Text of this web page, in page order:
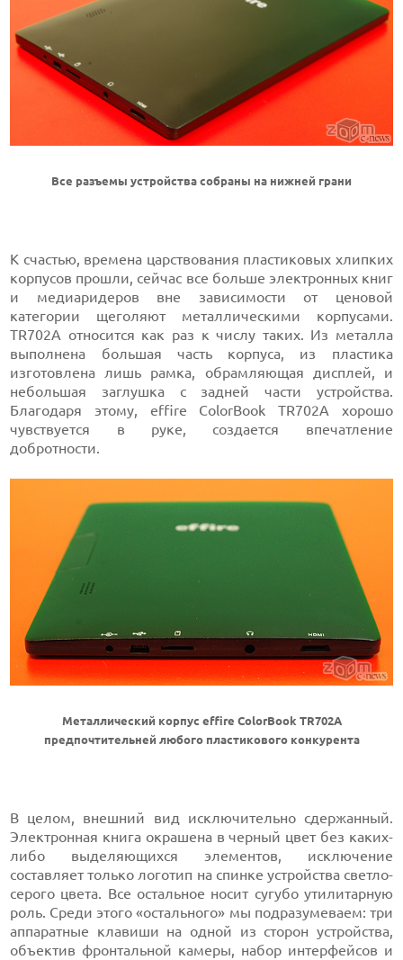
Все разъемы устройства собраны на нижней грани
К счастью, времена царствования пластиковых хлипких
корпусов прошли, сейчас все больше электронных книг
и медиаридеров вне зависимости от ценовой
категории щеголяют металлическими корпусами.
TR702A относится как раз к числу таких. Из металла
выполнена большая часть корпуса, из пластика
изготовлена лишь рамка, обрамляющая дисплей, и
небольшая заглушка с задней части устройства.
Благодаря этому, effire ColorBook TR702A хорошо
чувствуется в руке, создается впечатление
добротности.
Металлический корпус effire ColorBook TR702A
предпочтительней любого пластикового конкурента
В целом, внешний вид исключительно сдержанный.
Электронная книга окрашена в черный цвет без каких-
либо выделяющихся элементов, исключение
составляет только логотип на спинке устройства светло-
серого цвета. Все остальное носит сугубо утилитарную
роль. Среди этого «остального» мы подразумеваем: три
аппаратные клавиши на одной из сторон устройства,
объектив фронтальной камеры, набор интерфейсов и